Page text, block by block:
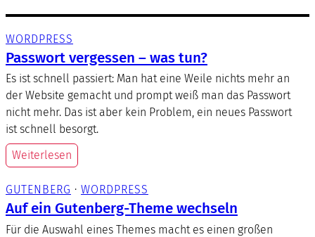
WORDPRESS
Passwort vergessen – was tun?
Es ist schnell passiert: Man hat eine Weile nichts mehr an
der Website gemacht und prompt weiß man das Passwort
nicht mehr. Das ist aber kein Problem, ein neues Passwort
ist schnell besorgt.
Weiterlesen
GUTENBERG · WORDPRESS
Auf ein Gutenberg-Theme wechseln
Für die Auswahl eines Themes macht es einen großen